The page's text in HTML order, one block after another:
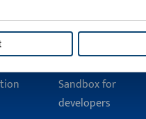
Accounting
Sandbox for
developers